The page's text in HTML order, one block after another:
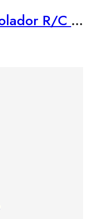
Dragón Desdentao Volador R/C LEGO 76309 – Set Costruzioni Volante